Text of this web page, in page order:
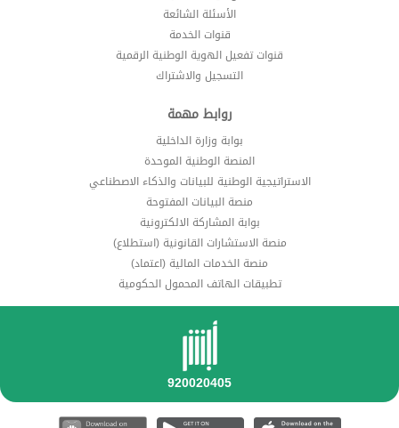
الأسئلة الشائعة
قنوات الخدمة
قنوات تفعيل الهوية الوطنية الرقمية
التسجيل والاشتراك
روابط مهمة
بوابة وزارة الداخلية
المنصة الوطنية الموحدة
الاستراتيجية الوطنية للبيانات والذكاء الاصطناعي
منصة البيانات المفتوحة
بوابة المشاركة الالكترونية
منصة الاستشارات القانونية (استطلاع)
منصة الخدمات المالية (اعتماد)
تطبيقات الهاتف المحمول الحكومية